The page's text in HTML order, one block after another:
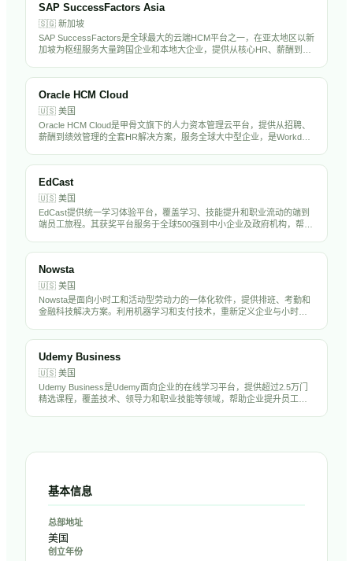
SAP SuccessFactors Asia
🇸🇬 新加坡
SAP SuccessFactors是全球最大的云端HCM平台之一，在亚太地区以新
加坡为枢纽服务大量跨国企业和本地大企业，提供从核心HR、薪酬到人
Oracle HCM Cloud
🇺🇸 美国
Oracle HCM Cloud是甲骨文旗下的人力资本管理云平台，提供从招聘、
薪酬到绩效管理的全套HR解决方案，服务全球大中型企业，是Workday
EdCast
🇺🇸 美国
EdCast提供统一学习体验平台，覆盖学习、技能提升和职业流动的端到
端员工旅程。其获奖平台服务于全球500强到中小企业及政府机构，帮助
Nowsta
🇺🇸 美国
Nowsta是面向小时工和活动型劳动力的一体化软件，提供排班、考勤和
金融科技解决方案。利用机器学习和支付技术，重新定义企业与小时工
Udemy Business
🇺🇸 美国
Udemy Business是Udemy面向企业的在线学习平台，提供超过2.5万门
精选课程，覆盖技术、领导力和职业技能等领域，帮助企业提升员工技
基本信息
总部地址
美国
创立年份